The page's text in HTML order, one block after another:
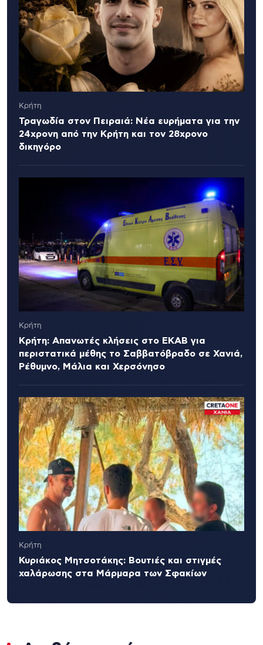
Κρήτη
Τραγωδία στον Πειραιά: Νέα ευρήματα για την
24χρονη από την Κρήτη και τον 28χρονο
δικηγόρο
Κρήτη
Κρήτη: Απανωτές κλήσεις στο ΕΚΑΒ για
περιστατικά μέθης το Σαββατόβραδο σε Χανιά,
Ρέθυμνο, Μάλια και Χερσόνησο
Κρήτη
Κυριάκος Μητσοτάκης: Βουτιές και στιγμές
χαλάρωσης στα Μάρμαρα των Σφακίων